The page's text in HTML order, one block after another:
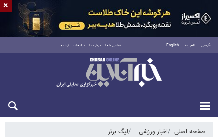
فارسی العربية English تماس با ما درباره ما تبلیغات آرشیو
شنبه ۱۷ مرداد ۱۴۰۵
صفحه اصلی اخبار ورزشی لیگ برتر
×